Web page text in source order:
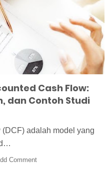
Cash Flow:
dan Contoh Studi
adalah model yang
Comment